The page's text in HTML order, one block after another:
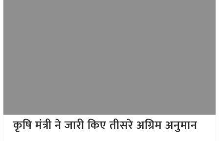
कृषि मंत्री ने जारी किए तीसरे अग्रिम अनुमान